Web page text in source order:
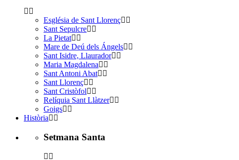
Església de Sant Llorenç
Sant Sepulcre
La Pietat
Mare de Deú dels Ángels
Sant Isidre, Llaurador
Maria Magdalena
Sant Antoni Abat
Sant Llorenç
Sant Cristòfol
Relíquia Sant Llàtzer
Goigs
Història
Setmana Santa